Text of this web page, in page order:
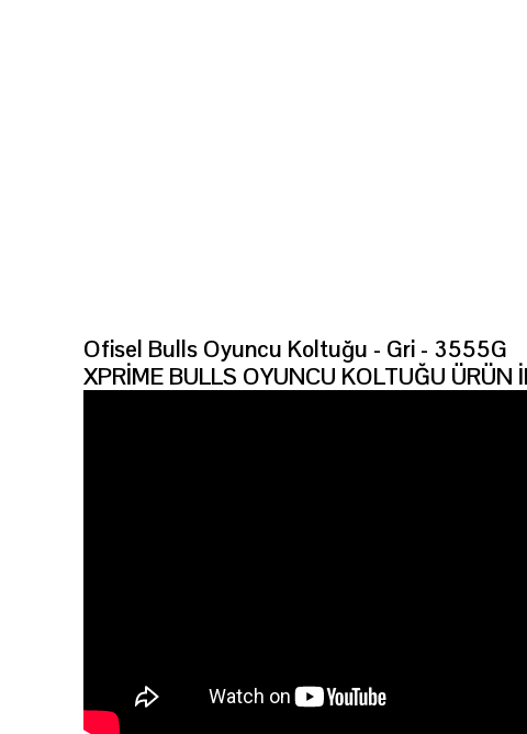
Ofisel Bulls Oyuncu Koltuğu - Gri - 3555G
XPRİME BULLS OYUNCU KOLTUĞU ÜRÜN